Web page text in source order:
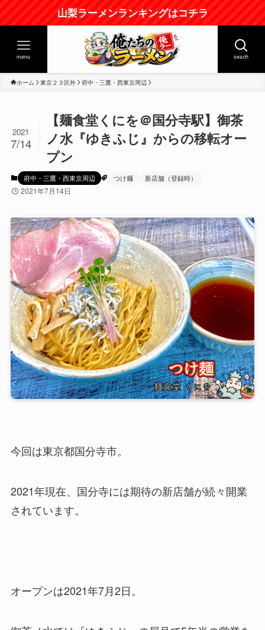
山梨ラーメンランキングはコチラ
seach
menu
ホーム 東京２３区外 府中・三鷹・西東京周辺
【麺食堂くにを＠国分寺駅】御茶
ノ水『ゆきふじ』からの移転オー
プン
2021
7/14
府中・三鷹・西東京周辺 つけ麺 新店舗（登録時）
2021年7月14日
今回は東京都国分寺市。
2021年現在、国分寺には期待の新店舗が続々開業
されています。
オープンは2021年7月2日。